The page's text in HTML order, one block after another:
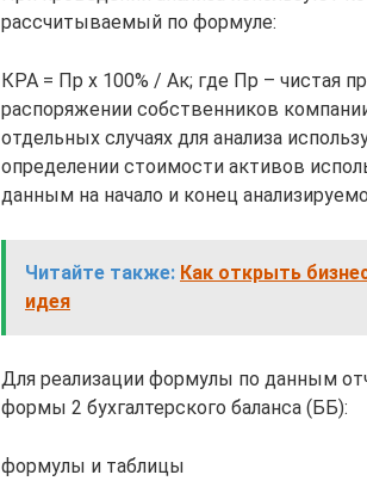
рассчитываемый по формуле:
КРА = Пр х 100% / Ак; где Пр – чистая
распоряжении собственников
отдельных случаях для анализа
определении стоимости активов
данным на начало и конец
Читайте также: Как открыть
идея
Для реализации формулы по данным
формы 2 бухгалтерского баланса (ББ):
формулы и таблицы